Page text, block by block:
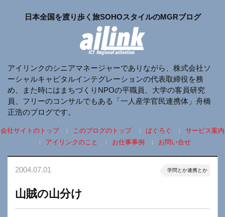
日本全国を渡り歩く旅SOHOスタイルのMGRブログ
アイリンクのシニアマネージャーでありながら、株式会社ソ
ーシャルキャピタルインテグレーションの代表取締役を務
め、また時にはまちづくりNPOの平職員、大学の客員研究
員、フリーのコンサルでもある「一人産学官民連携体」舟橋
正浩のブログです。
会社サイトのトップ このブログのトップ ぱぐろぐ
サービス案内
アイリンクのこと
お仕事事例 お問い合せ
2004.07.01 学問とか連携とか
山賊の山分け